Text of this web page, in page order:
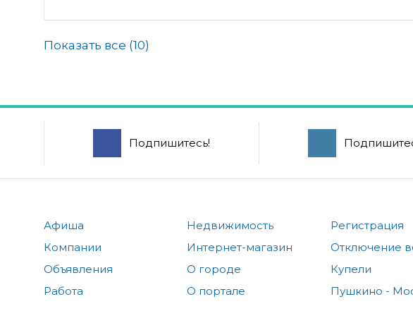
Показать все (10)
Подпишитесь!
Афиша
Компании
Объявления
Работа
Недвижимость
Интернет-магазин
О городе
О портале
Регистрация
Отключение
Купели
Пушкино -